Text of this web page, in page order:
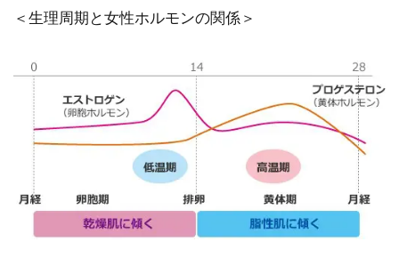
＜生理周期と女性ホルモンの関係＞